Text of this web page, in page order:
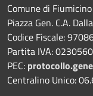
Comune di Fiumicino
Piazza Gen. C.A.
Codice Fiscale:
Partita IVA:
PEC:
Centralino Unico: